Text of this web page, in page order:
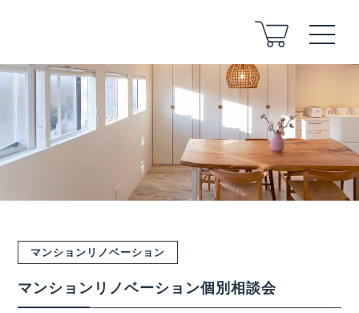
ABOUT
COMPANY
マンションリノベーション
マンションリノベーション個別相談会